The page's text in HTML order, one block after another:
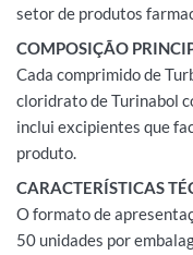
setor de produtos
COMPOSIÇÃO
Cada comprimido de
cloridrato de Turinabol
inclui excipientes que
produto.
CARACTERÍSTICAS
O formato de
50 unidades por